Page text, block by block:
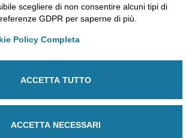
to.legalmail.camcom.it
IVA 09273250010
Regime split payment
scegliere di non consentire alcuni tipi di
GDPR per saperne di più.
Policy Completa
ACCETTA TUTTO
ACCETTA NECESSARI